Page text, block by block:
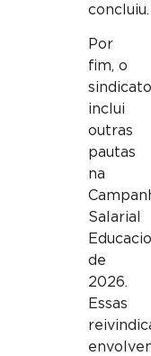
concluiu.
Por
fim, o
sindicato
inclui
outras
pautas
na
Salarial
de
2026.
Essas